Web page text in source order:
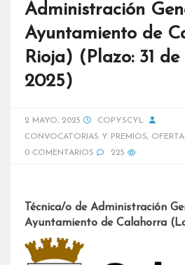
Administración
Ayuntamiento de
Rioja) (Plazo: 31
2025)
2 MAYO, 2025
COPYSCYL
CONVOCATORIAS Y PREMIOS,
0 COMENTARIOS
225
Técnica/o de Administración
Ayuntamiento de Calahorra